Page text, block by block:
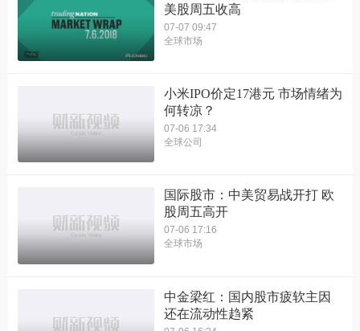
美股周五收高
07-07 09:47
全球市场
小米IPO价定17港元 市场情绪为
何转凉？
07-06 17:34
全球公司
国际股市：中美贸易战开打 欧
股周五高开
07-06 17:16
全球市场
中金梁红：国内股市疲软主因
还在流动性趋紧